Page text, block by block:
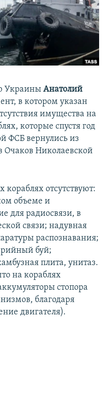
Украины Анатолий
в котором указан
имущества на
которые спустя год
ФСБ вернулись из
Очаков Николаевской
кораблях отсутствуют:
объеме и
для радиосвязи, в
связи; надувная
распознавания;
буй;
плита, унитаз.
на кораблях
стопора
благодаря
двигателя).